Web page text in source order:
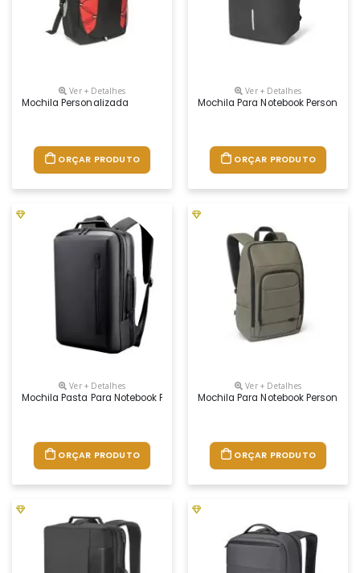
Ver + Detalhes
Mochila Personalizada
ORÇAR PRODUTO
Ver + Detalhes
Mochila Para Notebook
ORÇAR PRODUTO
Ver + Detalhes
Mochila Pasta Para Notebook Personalizada
ORÇAR PRODUTO
Ver + Detalhes
Mochila Para Notebook
ORÇAR PRODUTO